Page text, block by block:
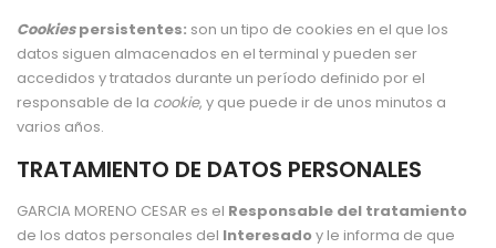
Cookiespersistentes: son un tipo de cookies en el que los
datos siguen almacenados en el terminal y pueden ser
accedidos y tratados durante un período definido por el
responsable de la cookie, y que puede ir de unos minutos a
varios años.
TRATAMIENTO DE DATOS PERSONALES
GARCIA MORENO CESAR es el Responsable del tratamiento
de los datos personales del Interesadoy le informa de que